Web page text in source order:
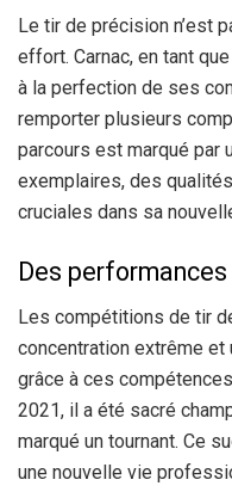
Le tir de précision n’est
effort. Carnac, en tant
à la perfection de ses
remporter plusieurs
parcours est marqué par
exemplaires, des
cruciales dans sa
Des
Les compétitions de tir
concentration extrême et
grâce à ces
2021, il a été sacré
marqué un tournant. Ce
une nouvelle vie